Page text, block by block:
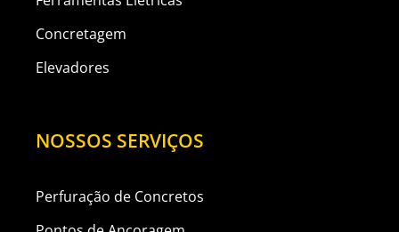
Concretagem
Elevadores
NOSSOS SERVIÇOS
Perfuração de Concretos